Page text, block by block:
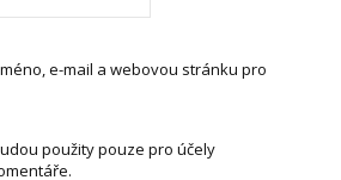
e-mail a webovou stránku pro
použity pouze pro účely